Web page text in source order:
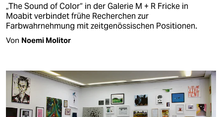
„The Sound of Color“ in der Galerie M + R Fricke in
Moabit verbindet frühe Recherchen zur
Farbwahrnehmung mit zeitgenössischen Positionen.
Von Noemi Molitor